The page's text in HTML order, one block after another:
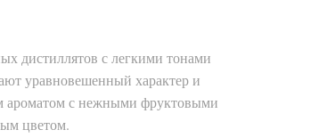
дистиллятов с легкими тонами
уравновешенный характер и
ароматом с нежными фруктовыми
цветом.